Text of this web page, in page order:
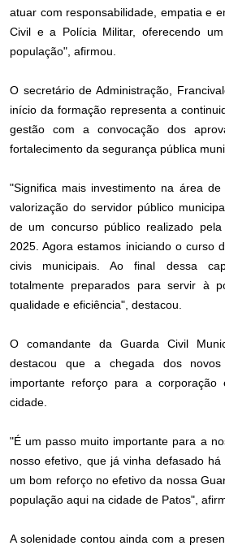
atuar com responsabilidade, empatia e
Civil e a Polícia Militar, oferecendo
população", afirmou.
O secretário de Administração,
início da formação representa a
gestão com a convocação dos
fortalecimento da segurança pública
"Significa mais investimento na área
valorização do servidor público
de um concurso público realizado
2025. Agora estamos iniciando o curso
civis municipais. Ao final dessa
totalmente preparados para servir à
qualidade e eficiência", destacou.
O comandante da Guarda Civil
destacou que a chegada dos
importante reforço para a
cidade.
"É um passo muito importante para a
nosso efetivo, que já vinha defasado
um bom reforço no efetivo da nossa
população aqui na cidade de Patos",
A solenidade contou ainda com a